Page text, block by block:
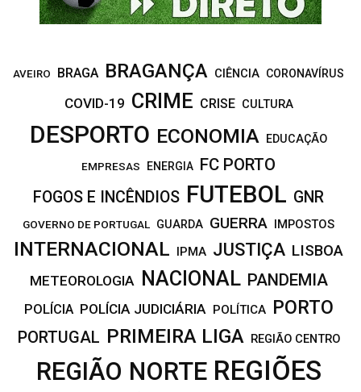
AVEIRO BRAGA BRAGANÇA CIÊNCIA CORONAVÍRUS
COVID-19 CRIME CRISE CULTURA
DESPORTO ECONOMIA EDUCAÇÃO
EMPRESAS ENERGIA FC PORTO
FOGOS E INCÊNDIOS FUTEBOL GNR
GOVERNO DE PORTUGAL GUARDA GUERRA IMPOSTOS
INTERNACIONAL IPMA JUSTIÇA LISBOA
METEOROLOGIA NACIONAL PANDEMIA
POLÍCIA POLÍCIA JUDICIÁRIA POLÍTICA PORTO
PORTUGAL PRIMEIRA LIGA REGIÃO CENTRO
REGIÃO NORTE REGIÕES